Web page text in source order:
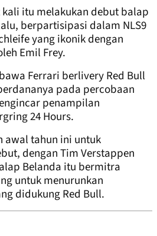
itu melakukan debut balap
berpartisipasi dalam NLS9
yang ikonik dengan
Emil Frey.
Ferrari berlivery Red Bull
pada percobaan
penampilan
24 Hours.
awal tahun ini untuk
dengan Tim Verstappen
Belanda itu bermitra
untuk menurunkan
didukung Red Bull.